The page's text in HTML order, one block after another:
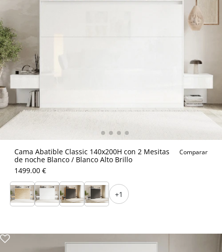
Cama Abatible Classic 140x200H con 2 Mesitas
de noche Blanco / Blanco Alto Brillo
Comparar
1499.00 €
+1